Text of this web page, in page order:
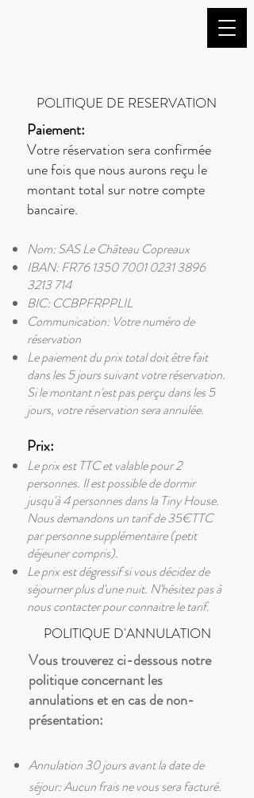
POLITIQUE DE RESERVATION
Paiement:
Votre réservation sera confirmée
une fois que nous aurons reçu le
montant total sur notre compte
bancaire.
Nom: SAS Le Château Copreaux
IBAN: FR761350 7001 0231 3896
3213 714
BIC: CCBPFRPPLIL
Communication: Votre numéro de
réservation
Le paiement du prix total doit être fait
dans les 5 jours suivant votre réservation.
Si le montant n'est pas perçu dans les 5
jours, votre réservation sera annulée.
Prix:
Le prix est TTC et valable pour 2
personnes. Il est possible de dormir
jusqu'à 4 personnes dans la Tiny House.
Nous demandons un tarif de 35€TTC
par personne supplémentaire (petit
déjeuner compris).
Le prix est dégressif si vous décidez de
séjourner plus d'une nuit. N'hésitez pas à
nous contacter pour connaitre le tarif.
POLITIQUE D'ANNULATION
Vous trouverez ci-dessous notre
politique concernant les
annulations et en cas de non-
présentation:
Annulation 30 jours avant la date de
séjour: Aucun frais ne vous sera facturé.